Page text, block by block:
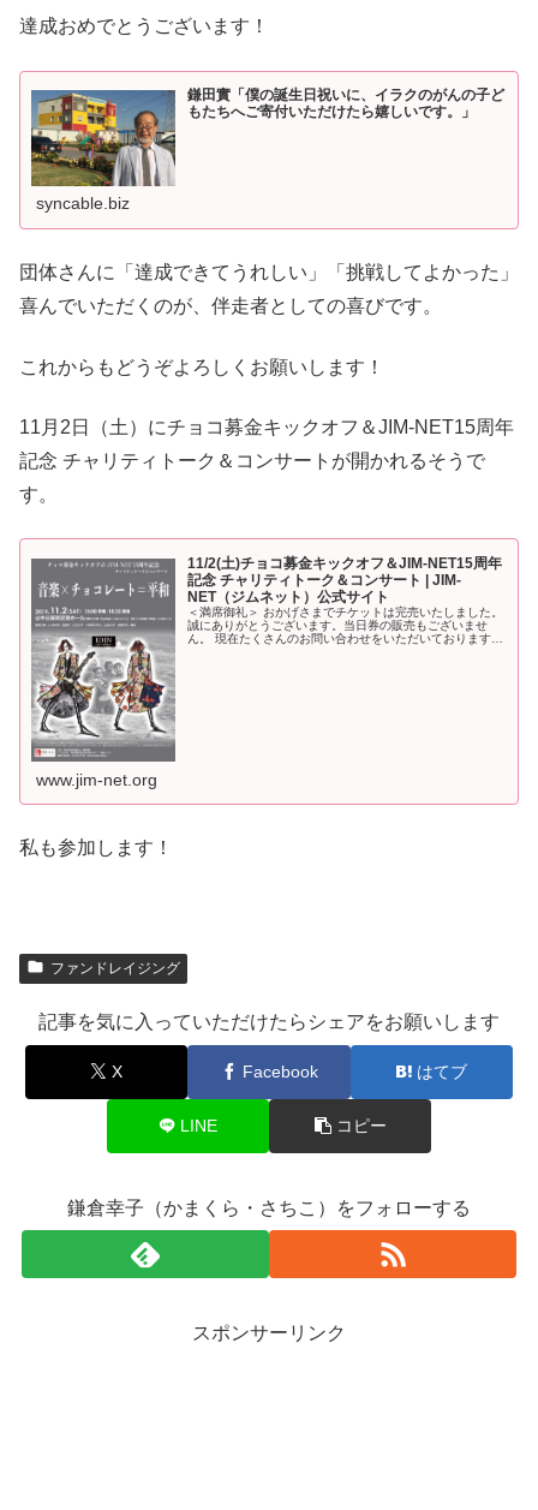
達成おめでとうございます！
鎌田實「僕の誕生日祝いに、イラクのがんの子ど
もたちへご寄付いただけたら嬉しいです。」
syncable.biz
団体さんに「達成できてうれしい」「挑戦してよかった」
喜んでいただくのが、伴走者としての喜びです。
これからもどうぞよろしくお願いします！
11月2日（土）にチョコ募金キックオフ＆JIM-NET15周年
記念 チャリティトーク＆コンサートが開かれるそうで
す。
11/2(土)チョコ募金キックオフ＆JIM-NET15周年
記念 チャリティトーク＆コンサート | JIM-
NET（ジムネット）公式サイト
＜満席御礼＞ おかげさまでチケットは完売いたしました。
誠にありがとうございます。当日券の販売もございませ
ん。 現在たくさんのお問い合わせをいただいております。
www.jim-net.org
私も参加します！
ファンドレイジング
記事を気に入っていただけたらシェアをお願いします
X Facebook はてブ
LINE コピー
鎌倉幸子（かまくら・さちこ）をフォローする
スポンサーリンク